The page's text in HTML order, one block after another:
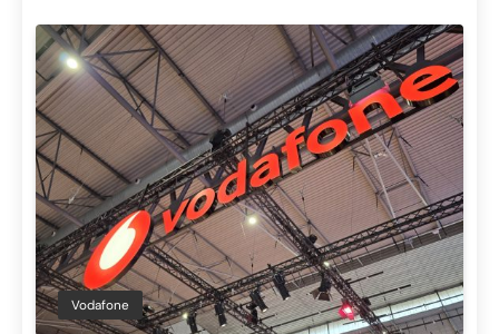
Vodafone